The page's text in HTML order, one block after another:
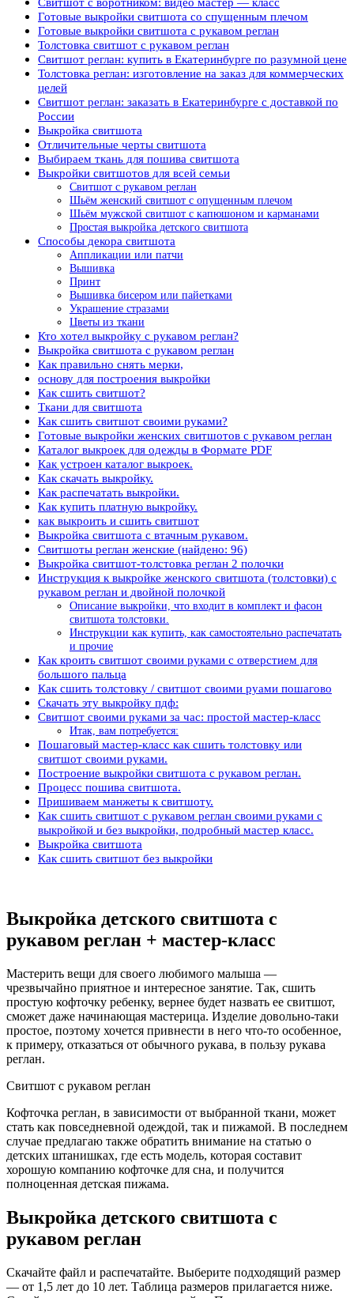
Готовые выкройки свитшота со спущенным плечом
Готовые выкройки свитшота с рукавом реглан
Толстовка свитшот с рукавом реглан
Свитшот реглан: купить в Екатеринбурге по разумной цене
Толстовка реглан: изготовление на заказ для коммерческих
целей
Свитшот реглан: заказать в Екатеринбурге с доставкой по
России
Выкройка свитшота
Отличительные черты свитшота
Выбираем ткань для пошива свитшота
Выкройки свитшотов для всей семьи
Свитшот с рукавом реглан
Шьём женский свитшот с опущенным плечом
Шьём мужской свитшот с капюшоном и карманами
Простая выкройка детского свитшота
Способы декора свитшота
Аппликации или патчи
Вышивка
Принт
Вышивка бисером или пайетками
Украшение стразами
Цветы из ткани
Кто хотел выкройку с рукавом реглан?
Выкройка свитшота с рукавом реглан
Как правильно снять мерки,
основу для построения выкройки
Как сшить свитшот?
Ткани для свитшота
Как сшить свитшот своими руками?
Готовые выкройки женских свитшотов с рукавом реглан
Каталог выкроек для одежды в Формате PDF
Как устроен каталог выкроек.
Как скачать выкройку.
Как распечатать выкройки.
Как купить платную выкройку.
как выкроить и сшить свитшот
Выкройка свитшота с втачным рукавом.
Свитшоты реглан женские (найдено: 96)
Выкройка свитшот-толстовка реглан 2 полочки
Инструкция к выкройке женского свитшота (толстовки) с
рукавом реглан и двойной полочкой
Описание выкройки, что входит в комплект и фасон
свитшота толстовки.
Инструкции как купить, как самостоятельно распечатать
и прочие
Как кроить свитшот своими руками с отверстием для
большого пальца
Как сшить толстовку / свитшот своими руами пошагово
Скачать эту выкройку пдф:
Свитшот своими руками за час: простой мастер-класс
Итак, вам потребуется:
Пошаговый мастер-класс как сшить толстовку или
свитшот своими руками.
Построение выкройки свитшота с рукавом реглан.
Процесс пошива свитшота.
Пришиваем манжеты к свитшоту.
Как сшить свитшот с рукавом реглан своими руками с
выкройкой и без выкройки, подробный мастер класс.
Выкройка свитшота
Как сшить свитшот без выкройки
Выкройка детского свитшота с
рукавом реглан + мастер-класс
Мастерить вещи для своего любимого малыша —
чрезвычайно приятное и интересное занятие. Так, сшить
простую кофточку ребенку, вернее будет назвать ее свитшот,
сможет даже начинающая мастерица. Изделие довольно-таки
простое, поэтому хочется привнести в него что-то особенное,
к примеру, отказаться от обычного рукава, в пользу рукава
реглан.
Свитшот с рукавом реглан
Кофточка реглан, в зависимости от выбранной ткани, может
стать как повседневной одеждой, так и пижамой. В последнем
случае предлагаю также обратить внимание на статью о
детских штанишках, где есть модель, которая составит
хорошую компанию кофточке для сна, и получится
полноценная детская пижама.
Выкройка детского свитшота с
рукавом реглан
Скачайте файл и распечатайте. Выберите подходящий размер
— от 1,5 лет до 10 лет. Таблица размеров прилагается ниже.